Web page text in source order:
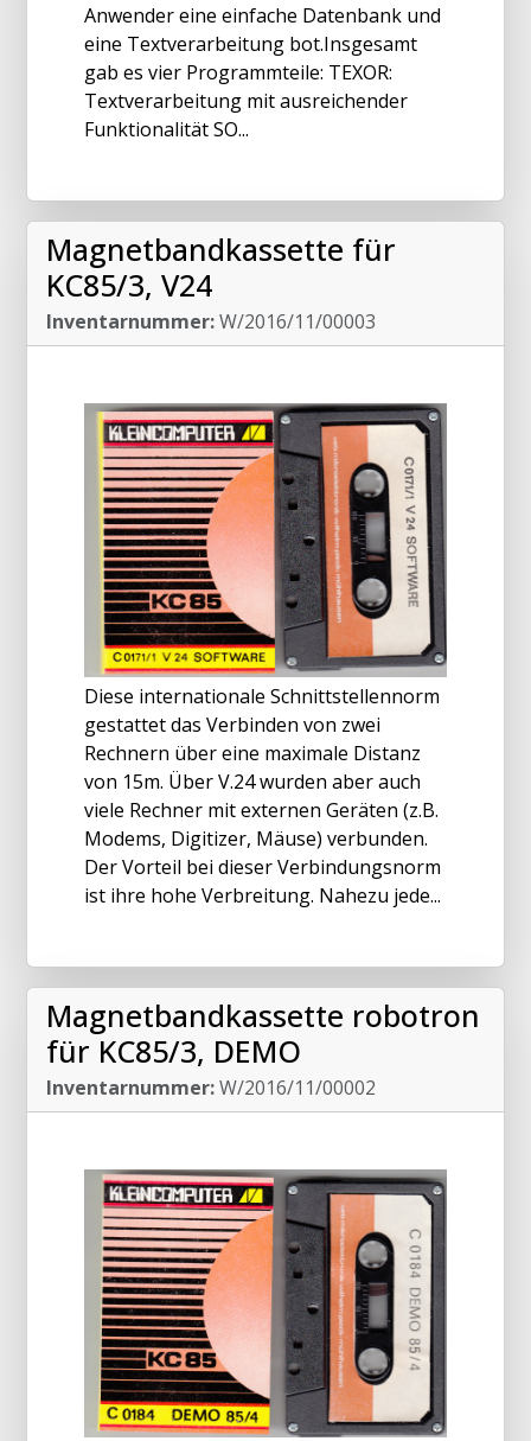
Anwender eine einfache Datenbank und
eine Textverarbeitung bot.Insgesamt
gab es vier Programmteile: TEXOR:
Textverarbeitung mit ausreichender
Funktionalität SO...
Magnetbandkassette für
KC85/3, V24
Inventarnummer:W/2016/11/00003
Diese internationale Schnittstellennorm
gestattet das Verbinden von zwei
Rechnern über eine maximale Distanz
von 15m. Über V.24 wurden aber auch
viele Rechner mit externen Geräten (z.B.
Modems, Digitizer, Mäuse) verbunden.
Der Vorteil bei dieser Verbindungsnorm
ist ihre hohe Verbreitung. Nahezu jede...
Magnetbandkassette robotron
für KC85/3, DEMO
Inventarnummer:W/2016/11/00002